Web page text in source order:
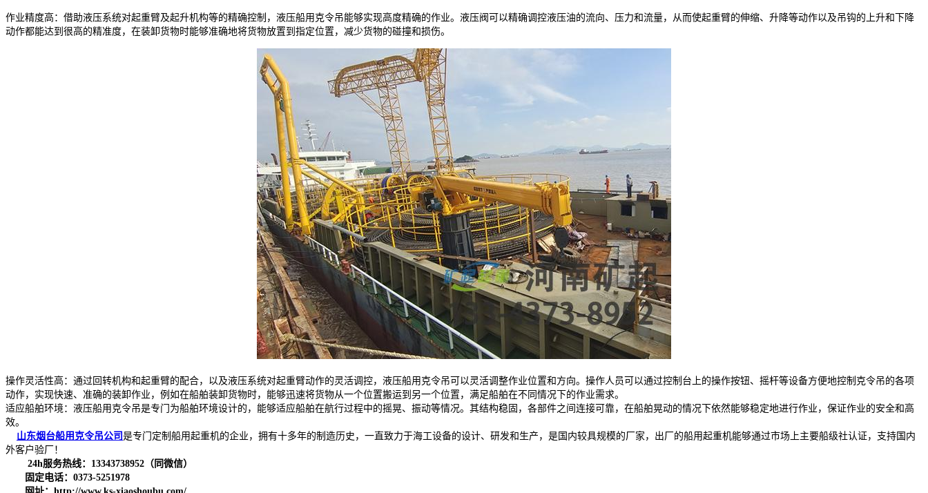
作业精度高：借助液压系统对起重臂及起升机构等的精确控制，液压船用克令吊能够实现高度精确的作业。液压阀可以精确调控液压油的流向、压力和流量，从而使起重臂的伸缩、升降等动作以及吊钩的上升和下降
动作都能达到很高的精准度，在装卸货物时能够准确地将货物放置到指定位置，减少货物的碰撞和损伤。
操作灵活性高：通过回转机构和起重臂的配合，以及液压系统对起重臂动作的灵活调控，液压船用克令吊可以灵活调整作业位置和方向。操作人员可以通过控制台上的操作按钮、摇杆等设备方便地控制克令吊的各项
动作，实现快速、准确的装卸作业，例如在船舶装卸货物时，能够迅速将货物从一个位置搬运到另一个位置，满足船舶在不同情况下的作业需求。
适应船舶环境：液压船用克令吊是专门为船舶环境设计的，能够适应船舶在航行过程中的摇晃、振动等情况。其结构稳固，各部件之间连接可靠，在船舶晃动的情况下依然能够稳定地进行作业，保证作业的安全和高
效。
山东烟台船用克令吊公司 是专门定制船用起重机的企业，拥有十多年的制造历史，一直致力于海工设备的设计、研发和生产，是国内较具规模的厂家，出厂的船用起重机能够通过市场上主要船级社认证，支持国内
外客户验厂！
24h服务热线：13343738952（同微信）
固定电话：0373-5251978